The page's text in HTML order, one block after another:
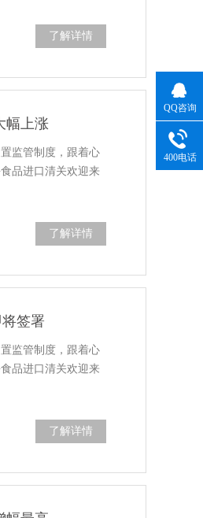
了解详情
幅上涨
监管制度，跟着心
品进口清关欢迎来
了解详情
签署
监管制度，跟着心
品进口清关欢迎来
了解详情
QQ咨询
400电话